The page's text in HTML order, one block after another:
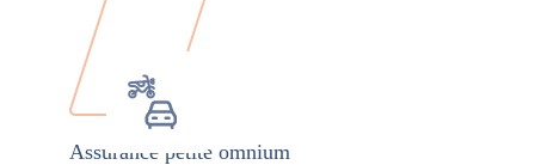
Assurance petite omnium